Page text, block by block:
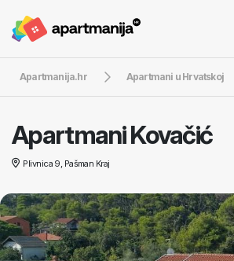
Apartmanija.hr Apartmani u Hrvatskoj
Apartmani Kovačić
Plivnica 9, Pašman Kraj